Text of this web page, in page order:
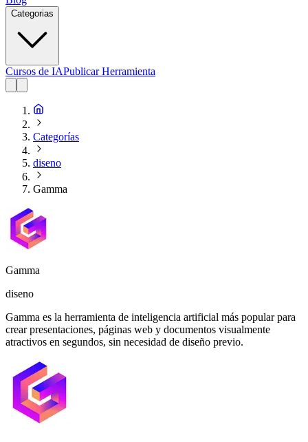
Categorias
Cursos de IAPublicar Herramienta
Categorías
diseno
Gamma
Gamma
diseno
Gamma es la herramienta de inteligencia artificial más popular para
crear presentaciones, páginas web y documentos visualmente
atractivos en segundos, sin necesidad de diseño previo.